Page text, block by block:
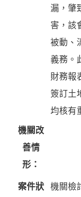
漏，肇
害，該
被動、
義務。
財務報
簽訂土
均核有
機關改
善情
形：
案件狀
機關檢